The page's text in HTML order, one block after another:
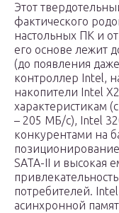
Этот
фактического
настольных ПК и
его основе лежит
(до появления
контроллер Intel,
накопители Intel
характеристикам
– 205 МБ/c), Intel
конкурентами на
SATA-II и высокая
потребителей.
асинхронной